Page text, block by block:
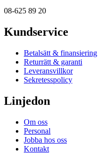
08-625 89 20
Kundservice
Betalsätt & finansiering
Returrätt & garanti
Leveransvillkor
Sekretesspolicy
Linjedon
Om oss
Personal
Jobba hos oss
Kontakt